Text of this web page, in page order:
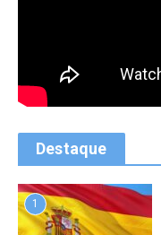
Destaque
1